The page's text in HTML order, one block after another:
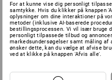
For at kunne vise dig personligt
samtykke. Hvis du klikker på knappen
oplysninger om dine interaktioner på
metoder (inklusive AI-baserede
bestillingsprocessen. Vi vil især bruge
personligt tilpassede tilbud og
markedsundersøgelser samt måling af
ønsker dette, kan du vælge at afvise
ved at klikke på knappen 'Afvis alle'.